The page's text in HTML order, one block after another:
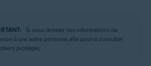
Si vous donnez vos informations de
à une autre personne, elle pourra consulter
protégés.